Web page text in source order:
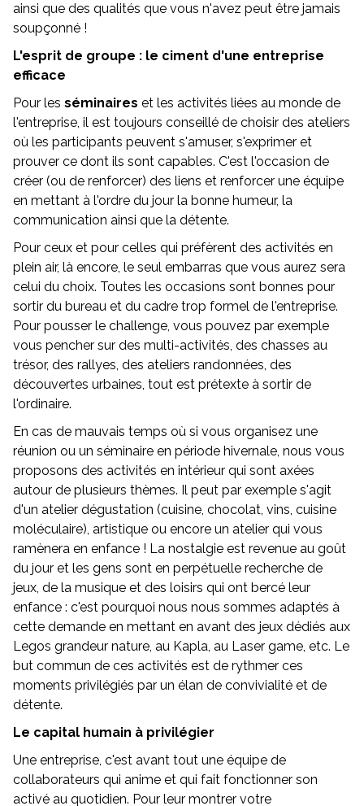
ainsi que des qualités que vous n'avez peut être jamais
soupçonné !
L'esprit de groupe : le ciment d'une entreprise
efficace
Pour les séminaires et les activités liées au monde de
l'entreprise, il est toujours conseillé de choisir des ateliers
où les participants peuvent s'amuser, s'exprimer et
prouver ce dont ils sont capables. C'est l'occasion de
créer (ou de renforcer) des liens et renforcer une équipe
en mettant à l'ordre du jour la bonne humeur, la
communication ainsi que la détente.
Pour ceux et pour celles qui préfèrent des activités en
plein air, là encore, le seul embarras que vous aurez sera
celui du choix. Toutes les occasions sont bonnes pour
sortir du bureau et du cadre trop formel de l'entreprise.
Pour pousser le challenge, vous pouvez par exemple
vous pencher sur des multi-activités, des chasses au
trésor, des rallyes, des ateliers randonnées, des
découvertes urbaines, tout est prétexte à sortir de
l'ordinaire.
En cas de mauvais temps où si vous organisez une
réunion ou un séminaire en période hivernale, nous vous
proposons des activités en intérieur qui sont axées
autour de plusieurs thèmes. Il peut par exemple s'agit
d'un atelier dégustation (cuisine, chocolat, vins, cuisine
moléculaire), artistique ou encore un atelier qui vous
ramènera en enfance ! La nostalgie est revenue au goût
du jour et les gens sont en perpétuelle recherche de
jeux, de la musique et des loisirs qui ont bercé leur
enfance : c'est pourquoi nous nous sommes adaptés à
cette demande en mettant en avant des jeux dédiés aux
Legos grandeur nature, au Kapla, au Laser game, etc. Le
but commun de ces activités est de rythmer ces
moments privilégiés par un élan de convivialité et de
détente.
Le capital humain à privilégier
Une entreprise, c'est avant tout une équipe de
collaborateurs qui anime et qui fait fonctionner son
activé au quotidien. Pour leur montrer votre